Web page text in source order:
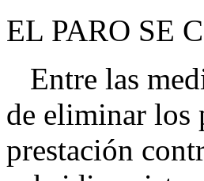
EL PARO SE
Entre las
de eliminar los
prestación